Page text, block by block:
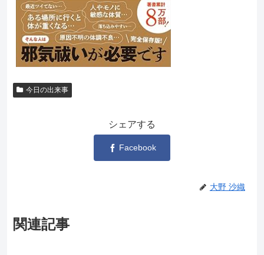
今日の出来事
シェアする
Facebook
大野 沙織
関連記事